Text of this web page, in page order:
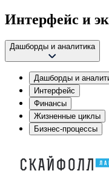
Интерфейс и
Дашборды и аналитика
Дашборды и
Интерфейс
Финансы
Жизненные циклы
Бизнес-процессы